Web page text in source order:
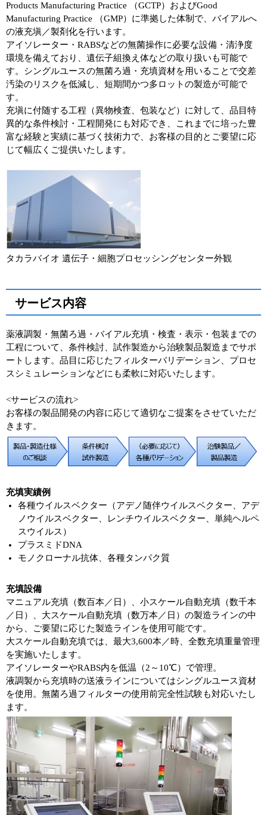
プロトコール集
ユーザーズボイス集
動画ライブラリー
Q&A
Products Manufacturing Practice （GCTP）およびGood
Manufacturing Practice （GMP）に準拠した体制で、バイアルへ
の液充塡／製剤化を行います。
アイソレーター・RABSなどの無菌操作に必要な設備・清浄度
環境を備えており、遺伝子組換え体などの取り扱いも可能で
す。シングルユースの無菌ろ過・充填資材を用いることで交差
汚染のリスクを低減し、短期間かつ多ロットの製造が可能で
す。
充塡に付随する工程（異物検査、包装など）に対して、品目特
異的な条件検討・工程開発にも対応でき、これまでに培った豊
富な経験と実績に基づく技術力で、お客様の目的とご要望に応
じて幅広くご提供いたします。
タカラバイオ 遺伝子・細胞プロセッシングセンター外観
サービス内容
薬液調製・無菌ろ過・バイアル充填・検査・表示・包装までの
工程について、条件検討、試作製造から治験製品製造までサポ
ートします。品目に応じたフィルターバリデーション、プロセ
スシミュレーションなどにも柔軟に対応いたします。
<サービスの流れ>
お客様の製品開発の内容に応じて適切なご提案をさせていただ
きます。
充填実績例
各種ウイルスベクター（アデノ随伴ウイルスベクター、アデ
ノウイルスベクター、レンチウイルスベクター、単純ヘルペ
スウイルス）
プラスミドDNA
モノクローナル抗体、各種タンパク質
充填設備
マニュアル充填（数百本／日）、小スケール自動充填（数千本
／日）、大スケール自動充填（数万本／日）の製造ラインの中
から、ご要望に応じた製造ラインを使用可能です。
大スケール自動充填では、最大3,600本／時、全数充填重量管理
を実施いたします。
アイソレーターやRABS内を低温（2～10℃）で管理。
液調製から充填時の送液ラインについてはシングルユース資材
を使用。無菌ろ過フィルターの使用前完全性試験も対応いたし
ます。